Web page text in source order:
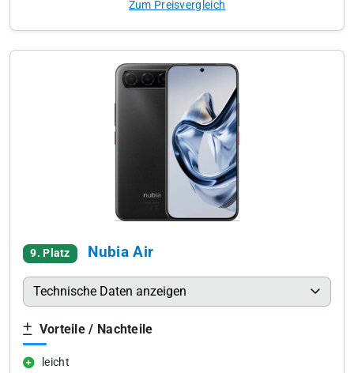
Zum Preisvergleich
9. Platz Nubia Air
Technische Daten anzeigen
Vorteile / Nachteile
leicht